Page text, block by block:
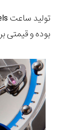
تولید ساعت
بوده و قیمتی